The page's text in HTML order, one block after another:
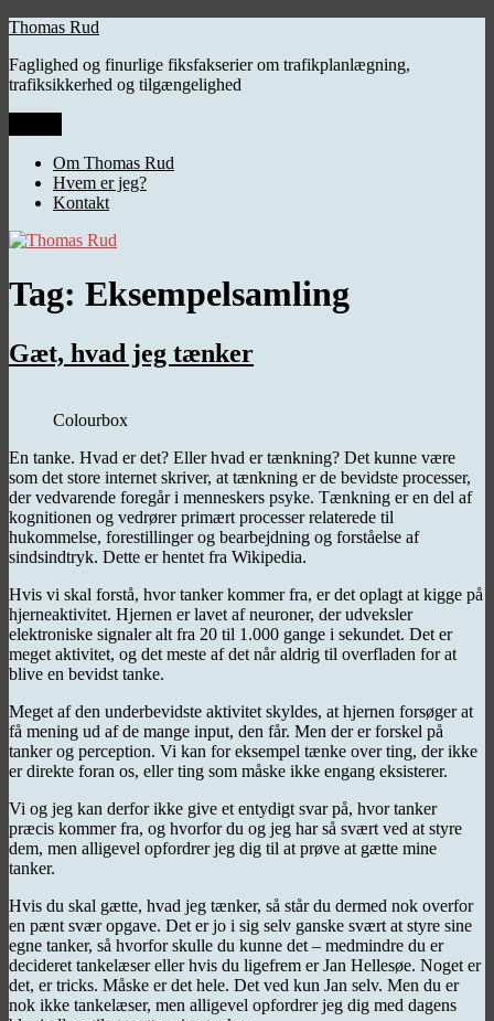
Videre
indhold
Thomas Rud
Faglighed og finurlige fiksfakserier om trafikplanlægning,
trafiksikkerhed og tilgængelighed
Om Thomas Rud
Hvem er jeg?
Kontakt
Tag: Eksempelsamling
Gæt, hvad jeg tænker
Colourbox
En tanke. Hvad er det? Eller hvad er tænkning? Det kunne være
som det store internet skriver, at tænkning er de bevidste processer,
der vedvarende foregår i menneskers psyke. Tænkning er en del af
kognitionen og vedrører primært processer relaterede til
hukommelse, forestillinger og bearbejdning og forståelse af
sindsindtryk. Dette er hentet fra Wikipedia.
Hvis vi skal forstå, hvor tanker kommer fra, er det oplagt at kigge på
hjerneaktivitet. Hjernen er lavet af neuroner, der udveksler
elektroniske signaler alt fra 20 til 1.000 gange i sekundet. Det er
meget aktivitet, og det meste af det når aldrig til overfladen for at
blive en bevidst tanke.
Meget af den underbevidste aktivitet skyldes, at hjernen forsøger at
få mening ud af de mange input, den får. Men der er forskel på
tanker og perception. Vi kan for eksempel tænke over ting, der ikke
er direkte foran os, eller ting som måske ikke engang eksisterer.
Vi og jeg kan derfor ikke give et entydigt svar på, hvor tanker
præcis kommer fra, og hvorfor du og jeg har så svært ved at styre
dem, men alligevel opfordrer jeg dig til at prøve at gætte mine
tanker.
Hvis du skal gætte, hvad jeg tænker, så står du dermed nok overfor
en pænt svær opgave. Det er jo i sig selv ganske svært at styre sine
egne tanker, så hvorfor skulle du kunne det – medmindre du er
decideret tankelæser eller hvis du ligefrem er Jan Hellesøe. Noget er
det, er tricks. Måske er det hele. Det ved kun Jan selv. Men du er
nok ikke tankelæser, men alligevel opfordrer jeg dig med dagens